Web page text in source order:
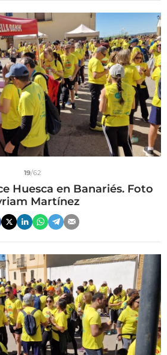
19/62
Huesca en Banariés. Foto
Martínez